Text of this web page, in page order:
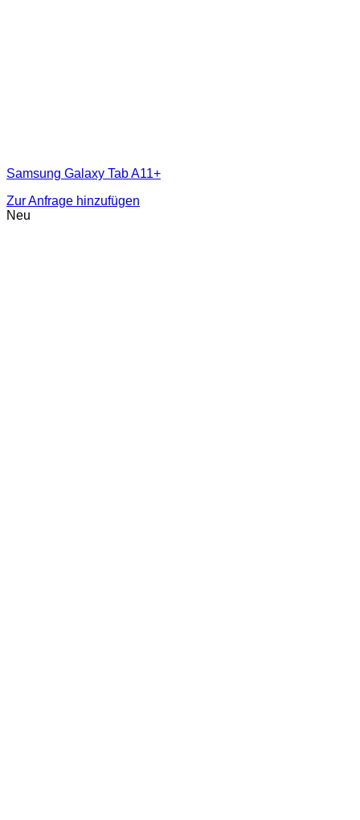
Samsung Galaxy Tab A11+
Zur Anfrage hinzufügen
Neu